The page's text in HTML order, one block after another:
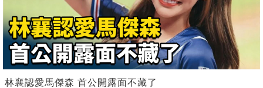
林襄認愛馬傑森 首公開露面不藏了